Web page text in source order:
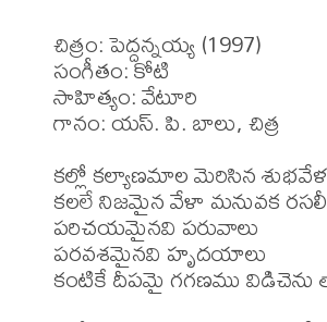
చిత్రం: పెద్దన్నయ్య (1997)
సంగీతం: కోటి
సాహిత్యం: వేటూరి
గానం: యస్. పి. బాలు, చిత్ర
కల్లో కల్యాణమాల మెరిసిన శుభవేళ
కలలే నిజమైన వేళా మనువక
పరిచయమైనవి పరువాలు
పరవశమైనవి హృదయాలు
కంటికే దీపమై గగణము విడిచెను